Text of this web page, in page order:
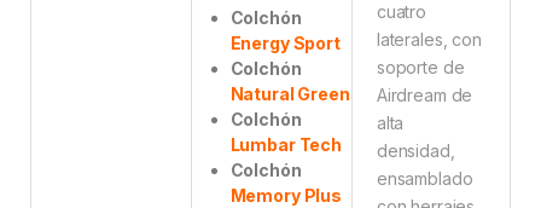
Colchón
Energy Sport
Colchón
Natural Green
Colchón
Lumbar Tech
Colchón
Memory Plus
cuatro
laterales, con
soporte de
Airdream de
alta
densidad,
ensamblado